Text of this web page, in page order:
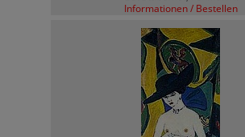
Informationen / Bestellen